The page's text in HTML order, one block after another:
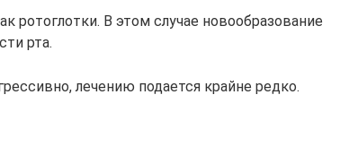
ротоглотки. В этом случае новообразование
рта.
лечению подается крайне редко.